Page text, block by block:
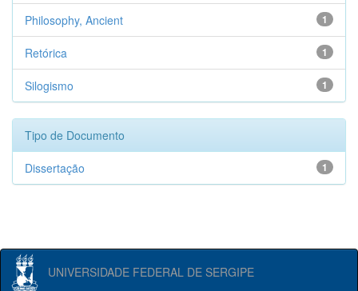
1
Philosophy, Ancient
1
Retórica
1
Silogismo
Tipo de Documento
1
Dissertação
UNIVERSIDADE FEDERAL DE SERGIPE